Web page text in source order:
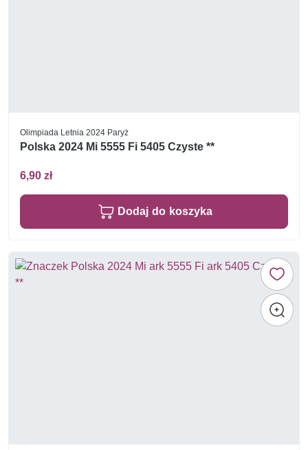
Olimpiada Letnia 2024 Paryż
Polska 2024 Mi 5555 Fi 5405 Czyste **
6,90 zł
Dodaj do koszyka